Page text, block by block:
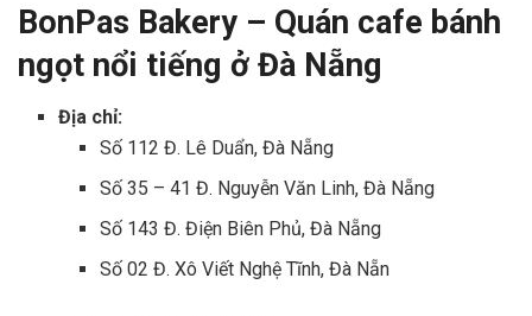
BonPas Bakery – Quán cafe bánh
ngọt nổi tiếng ở Đà Nẵng
Địa chỉ:
Số 112 Đ. Lê Duẩn, Đà Nẵng
Số 35 – 41 Đ. Nguyễn Văn Linh, Đà Nẵng
Số 143 Đ. Điện Biên Phủ, Đà Nẵng
Số 02 Đ. Xô Viết Nghệ Tĩnh, Đà Nẵn